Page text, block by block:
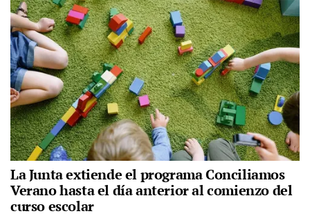
La Junta extiende el programa Conciliamos
Verano hasta el día anterior al comienzo del
curso escolar